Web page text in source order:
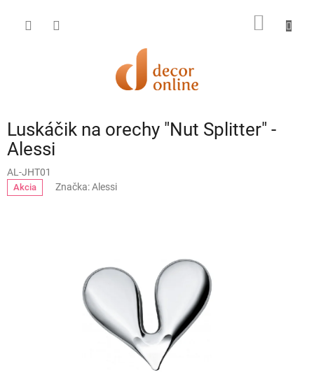
obsah
Luskáčik na orechy "Nut Splitter" -
Alessi
AL-JHT01
Akcia Značka:Alessi